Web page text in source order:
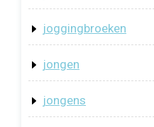
joggingbroeken
jongen
jongens